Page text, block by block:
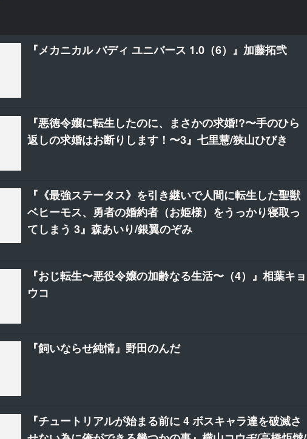
『メカニカル バディ ユニバース 1.0（6）』加藤拓弐
『悪徳令嬢に転生したのに、まさかの求婚!?〜手のひら
返しの求婚はお断りします！〜3』七里慧/狭山ひびき
『《最強ステータス》を引き継いで人間に転生した聖獣
ベヒーモス、勇者の婚約者（お姫様）をうっかり寝取っ
てしまう 3』森あいり/銀翼のぞみ
『おじ転生〜悪役令嬢の加齢なる生活〜（4）』相葉キョ
ウコ
『飼いならせ純情』野田のんだ
『チュートリアルが始まる前に 4 ボスキャラ達を破滅さ